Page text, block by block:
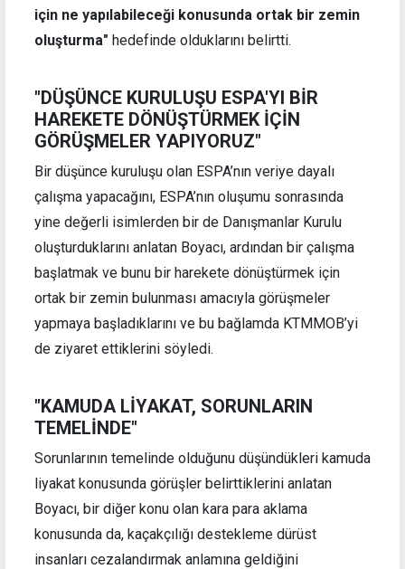
için ne yapılabileceği konusunda ortak bir zemin
oluşturma" hedefinde olduklarını belirtti.
"DÜŞÜNCE KURULUŞU ESPA'YI BİR
HAREKETE DÖNÜŞTÜRMEK İÇİN
GÖRÜŞMELER YAPIYORUZ"
Bir düşünce kuruluşu olan ESPA’nın veriye dayalı
çalışma yapacağını, ESPA’nın oluşumu sonrasında
yine değerli isimlerden bir de Danışmanlar Kurulu
oluşturduklarını anlatan Boyacı, ardından bir çalışma
başlatmak ve bunu bir harekete dönüştürmek için
ortak bir zemin bulunması amacıyla görüşmeler
yapmaya başladıklarını ve bu bağlamda KTMMOB’yi
de ziyaret ettiklerini söyledi.
"KAMUDA LİYAKAT, SORUNLARIN
TEMELİNDE"
Sorunlarının temelinde olduğunu düşündükleri kamuda
liyakat konusunda görüşler belirttiklerini anlatan
Boyacı, bir diğer konu olan kara para aklama
konusunda da, kaçakçılığı destekleme dürüst
insanları cezalandırmak anlamına geldiğini